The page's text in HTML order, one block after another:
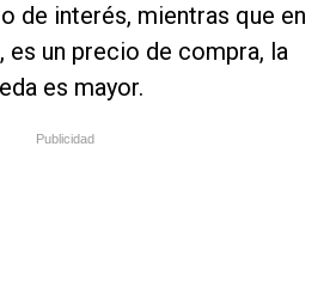
de interés, mientras que en
un precio de compra, la
es mayor.
Publicidad